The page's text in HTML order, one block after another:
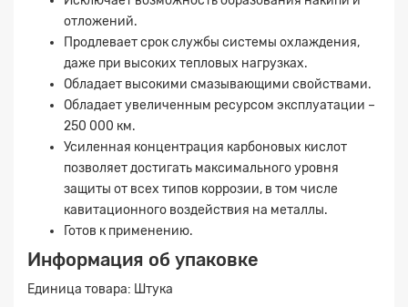
отложений.
Продлевает срок службы системы охлаждения,
даже при высоких тепловых нагрузках.
Обладает высокими смазывающими свойствами.
Обладает увеличенным ресурсом эксплуатации –
250 000 км.
Усиленная концентрация карбоновых кислот
позволяет достигать максимального уровня
защиты от всех типов коррозии, в том числе
кавитационного воздействия на металлы.
Готов к применению.
Информация об упаковке
Единица товара: Штука
Заявка на расчет
Прикрепите